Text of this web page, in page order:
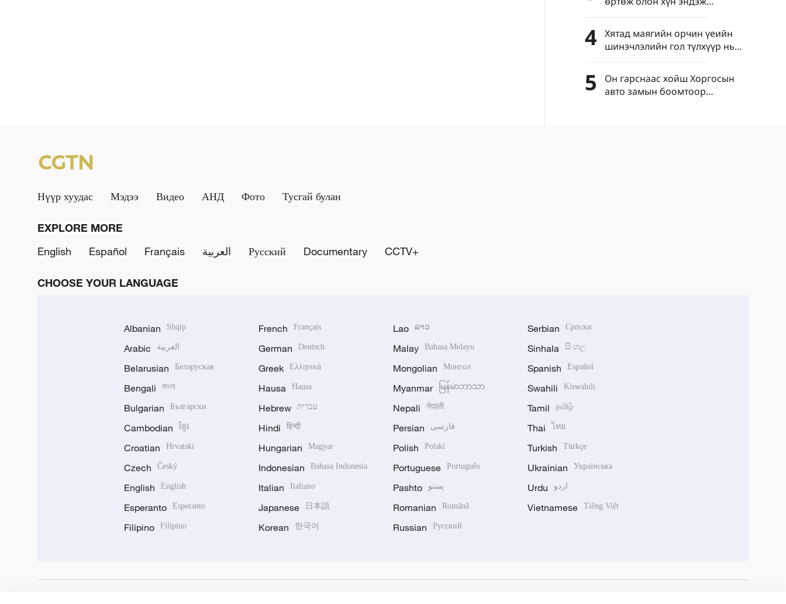
шархдав
4
Хятад маягийн орчин үеийн
шинэчлэлийн гол түлхүүр нь
яагаад шинжлэх ухаан,
технологийн шинэчлэл вэ?
5
Он гарснаас хойш Хоргосын
авто замын боомтоор
Нүүр хуудас Мэдээ Видео АНД Фото Тусгай булан
EXPLORE MORE
English
Español Français العربية Русский Documentary CCTV+
CHOOSE YOUR LANGUAGE
Albanian Shqip
Arabic العربية
Belarusian Беларуская
Bengali বাংলা
Bulgarian Български
Cambodian ខ្មែរ
Croatian Hrvatski
Czech Český
English English
Esperanto Esperanto
Filipino Filipino
French Français
German Deutsch
Greek Ελληνικά
Hausa Hausa
Hebrew עברית
Hindi हिन्दी
Hungarian Magyar
Indonesian Bahasa Indonesia
Italian Italiano
Japanese 日本語
Korean 한국어
Lao ລາວ
Malay Bahasa Melayu
Mongolian Монгол
Myanmar မြန်မာဘာသာ
Nepali नेपाली
Persian فارسی
Polish Polski
Portuguese Português
Pashto پښتو
Romanian Română
Russian Русский
Serbian Српски
Sinhala සිංහල
Spanish Español
Swahili Kiswahili
Tamil தமிழ்
Thai ไทย
Turkish Türkçe
Ukrainian Українська
Urdu اردو
Vietnamese Tiếng Việt